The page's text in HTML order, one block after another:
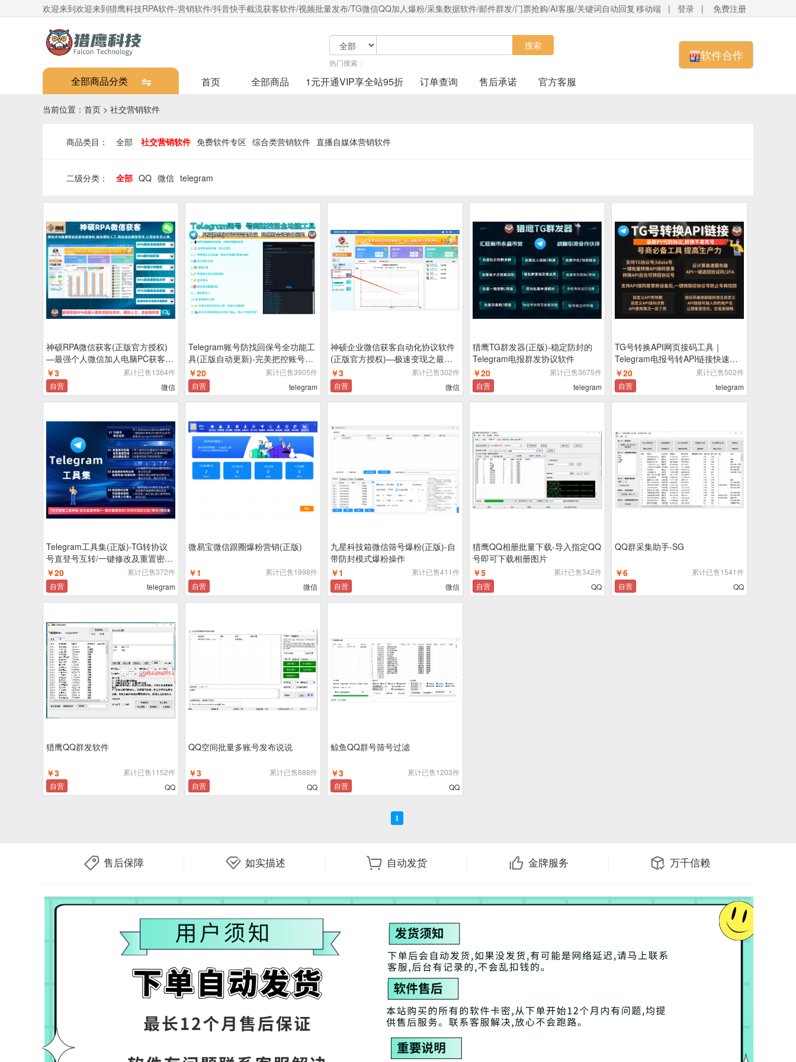
欢迎来到欢迎来到猎鹰科技RPA软件-营销软件/抖音快手截流获客软件/视频批量发布/TG微信QQ加人爆粉/采集数据软件/邮件群发/门票抢购/AI客服/关键词自动回复 移动端 | 登录 | 免费注册
搜索
热门搜索：
软件合作
全部商品分类 首页 全部商品 1元开通VIP享全站95折 订单查询 售后承诺 官方客服
当前位置： 首页 > 社交营销软件
商品类目： 全部 社交营销软件 免费软件专区 综合类营销软件 直播自媒体营销软件
二级分类： 全部 QQ 微信 telegram
神硕RPA微信获客(正版官方授权)
—最强个人微信加人电脑PC获客软
件,模拟人工RPA脚本自动化操作流
程防封控
￥3
累计已售1364件
自营
微信
Telegram账号防找回保号全功能工
具(正版自动更新)-完美把控账号封
控|冻结|死号率|降低TG账号损耗|安
全管理账号
￥20
累计已售3905件
自营
telegram
神硕企业微信获客自动化协议软件
(正版官方授权)—极速变现之最强
企业微信防封协议自动加人获客/手
机号筛号
￥3
累计已售302件
自营
微信
猎鹰TG群发器(正版)-稳定防封的
Telegram电报群发协议软件
￥20
累计已售3675件
自营
telegram
TG号转换API网页接码工具｜
Telegram电报号转API链接快速接
码登录更稳定
￥20
累计已售502件
自营
telegram
Telegram工具集(正版)-TG转协议
号直登号互转/一键修改及重置密码/
修改昵称简介/账号筛活状态检测/一
键踢设备/一键清空资料
￥20
累计已售372件
自营
telegram
微易宝微信跟圈爆粉营销(正版)
￥1
累计已售1998件
自营
微信
九星科技箱微信筛号爆粉(正版)-自
带防封模式爆粉操作
￥1
累计已售411件
自营
微信
猎鹰QQ相册批量下载-导入指定QQ
号即可下载相册图片
￥5
累计已售342件
自营
QQ
QQ群采集助手-SG
￥6
累计已售1541件
自营
QQ
猎鹰QQ群发软件
￥3
累计已售1152件
自营
QQ
QQ空间批量多账号发布说说
￥3
累计已售888件
自营
QQ
鲸鱼QQ群号筛号过滤
￥3
累计已售1203件
自营
QQ
1
售后保障 如实描述 自动发货 金牌服务 万千信赖